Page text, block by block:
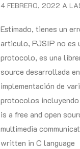
4 FEBRERO, 2022 A
Estimado, tienes un
articulo, PJSIP no es
protocolo, es una
source desarrollada
implementación de
protocolos
is a free and open
multimedia
written in C language